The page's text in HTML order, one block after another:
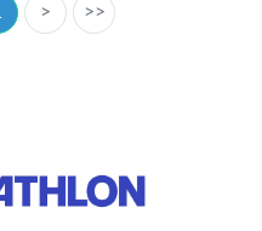
> >>